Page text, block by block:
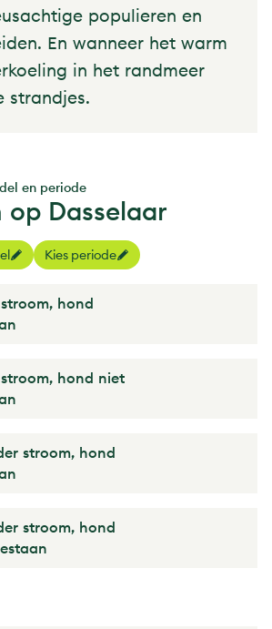
populieren en
En wanneer het warm
in het randmeer
strandjes.
en periode
op Dasselaar
Kies periode
hond
hond niet
stroom, hond
stroom, hond